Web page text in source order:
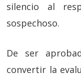
silencio al
sospechoso.
De ser
convertir la